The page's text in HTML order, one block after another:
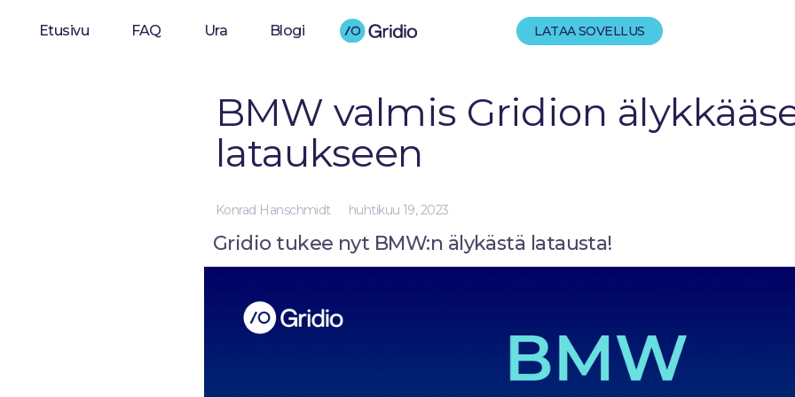
Etusivu FAQ Ura Blogi LATAA SOVELLUS
BMW valmis Gridion
lataukseen
Konrad Hanschmidt huhtikuu 19, 2023
Gridio tukee nyt BMW:n älykästä latausta!